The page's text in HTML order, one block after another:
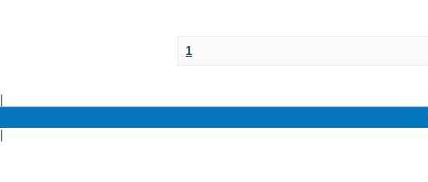
1